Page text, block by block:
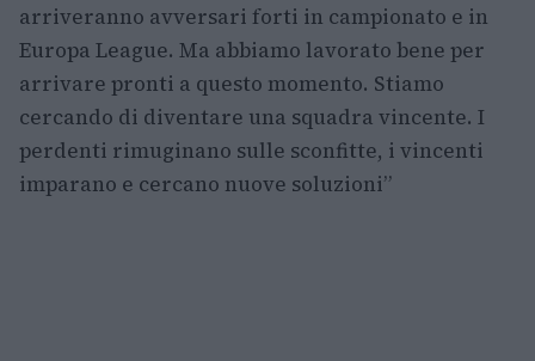
arriveranno avversari forti in campionato e in
Europa League. Ma abbiamo lavorato bene per
arrivare pronti a questo momento. Stiamo
cercando di diventare una squadra vincente. I
perdenti rimuginano sulle sconfitte, i vincenti
imparano e cercano nuove soluzioni”